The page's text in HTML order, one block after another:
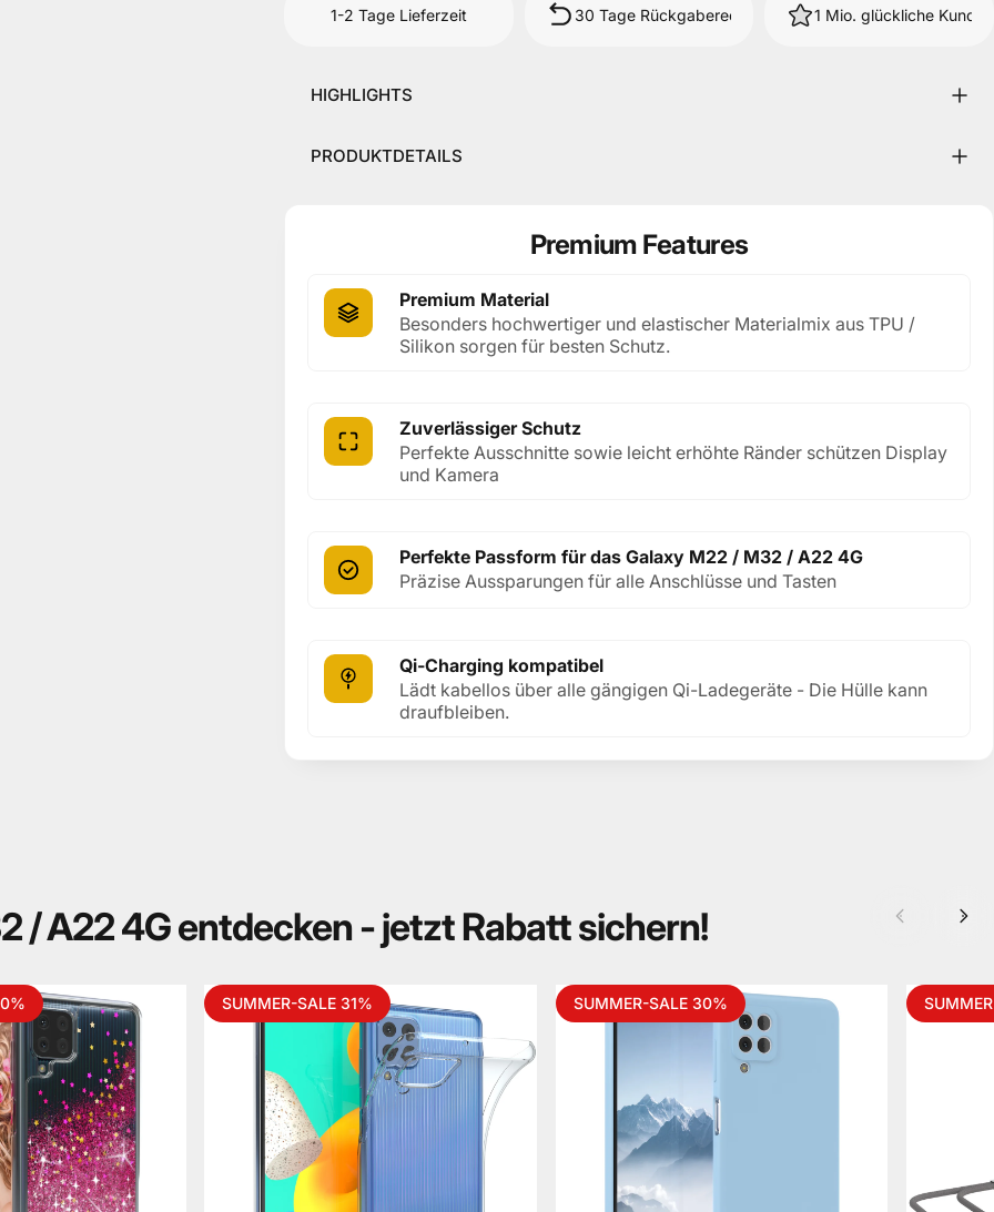
1-2 Tage Lieferzeit 30 Tage Rückgaberecht 1 Mio. glückliche Kunden
HIGHLIGHTS
PRODUKTDETAILS
Premium Features
Premium Material
Besonders hochwertiger und elastischer Materialmix aus TPU /
Silikon sorgen für besten Schutz.
Zuverlässiger Schutz
Perfekte Ausschnitte sowie leicht erhöhte Ränder schützen Display
und Kamera
Perfekte Passform für das Galaxy M22 / M32 / A22 4G
Präzise Aussparungen für alle Anschlüsse und Tasten
Qi-Charging kompatibel
Lädt kabellos über alle gängigen Qi-Ladegeräte - Die Hülle kann
draufbleiben.
/A224Gentdecken-jetztRabattsichern!
SUMMER-SALE 31% SUMMER-SALE 30%